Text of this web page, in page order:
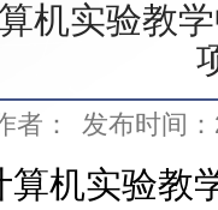
机实验教
者： 发布时间
算机实验教